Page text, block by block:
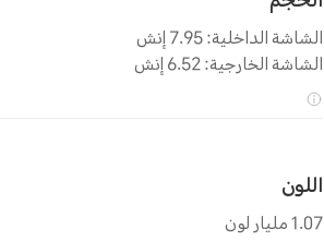
الشاشة الداخلية: 7.95 إنش
الشاشة الخارجية: 6.52 إنش
اللون
1.07 مليار لون